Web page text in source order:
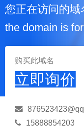
您正在访问的域
the domain is
购买此域名
立即询价
15888854203